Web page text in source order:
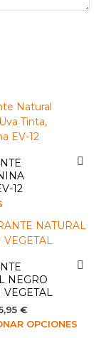
12
NEGRO
VEGETAL
€Rango
de
OPCIONES